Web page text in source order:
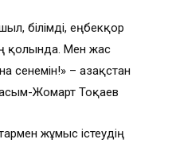
білімді, еңбекқор
қолында. Мен жас
– Қазақстан
Жомарт Тоқаев
жұмыс істеудің